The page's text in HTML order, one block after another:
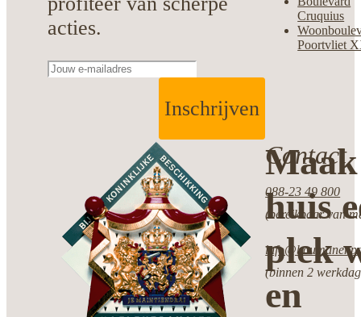
huis
plek
en
acties.
Inschrijven
Contact
088-23 49 800
(bereikbaar van
(binnen 2
Cruquius
Poortvliet